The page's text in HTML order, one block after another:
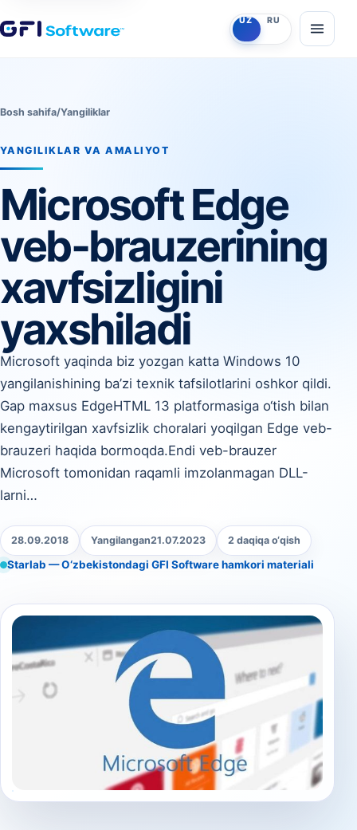
UZO‘zbekcha
RU Ruscha
Bosh sahifa/Yangiliklar
YANGILIKLAR VA AMALIYOT
Microsoft Edge
veb-brauzerining
xavfsizligini
yaxshiladi
Microsoft yaqinda biz yozgan katta Windows 10
yangilanishining ba’zi texnik tafsilotlarini oshkor qildi.
Gap maxsus EdgeHTML 13 platformasiga o‘tish bilan
kengaytirilgan xavfsizlik choralari yoqilgan Edge veb-
brauzeri haqida bormoqda.Endi veb-brauzer
Microsoft tomonidan raqamli imzolanmagan DLL-
larni…
28.09.2018 Yangilangan21.07.2023 2 daqiqa o‘qish
Starlab — O‘zbekistondagi GFI Software hamkori materiali